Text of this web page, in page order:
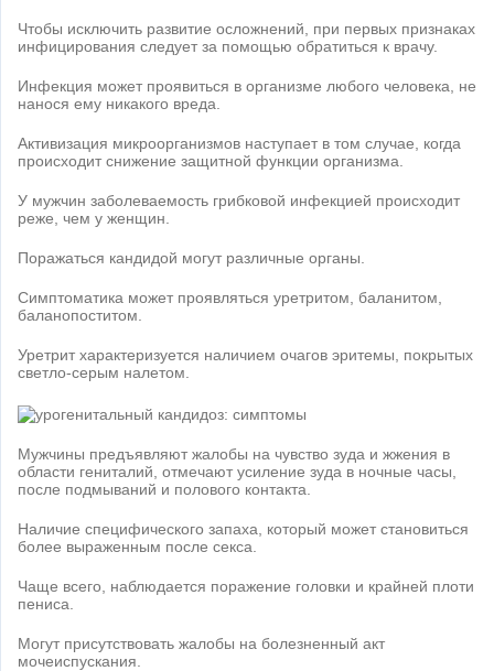
Чтобы исключить развитие осложнений, при первых признаках
инфицирования следует за помощью обратиться к врачу.
Инфекция может проявиться в организме любого человека, не
нанося ему никакого вреда.
Активизация микроорганизмов наступает в том случае, когда
происходит снижение защитной функции организма.
У мужчин заболеваемость грибковой инфекцией происходит
реже, чем у женщин.
Поражаться кандидой могут различные органы.
Симптоматика может проявляться уретритом, баланитом,
баланопоститом.
Уретрит характеризуется наличием очагов эритемы, покрытых
светло-серым налетом.
Мужчины предъявляют жалобы на чувство зуда и жжения в
области гениталий, отмечают усиление зуда в ночные часы,
после подмываний и полового контакта.
Наличие специфического запаха, который может становиться
более выраженным после секса.
Чаще всего, наблюдается поражение головки и крайней плоти
пениса.
Могут присутствовать жалобы на болезненный акт
мочеиспускания.